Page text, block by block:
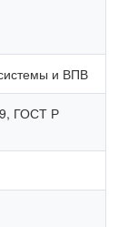
и ВПВ
ГОСТ Р